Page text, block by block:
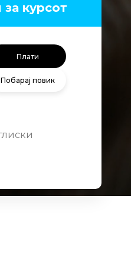
Microsoft
курсот
Плати
Побарај повик